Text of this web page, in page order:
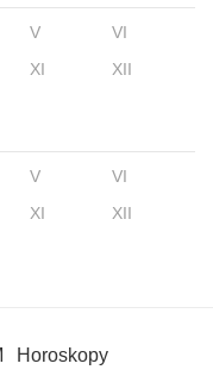
V
VI
XI XII
V
VI
XI XII
Horoskopy